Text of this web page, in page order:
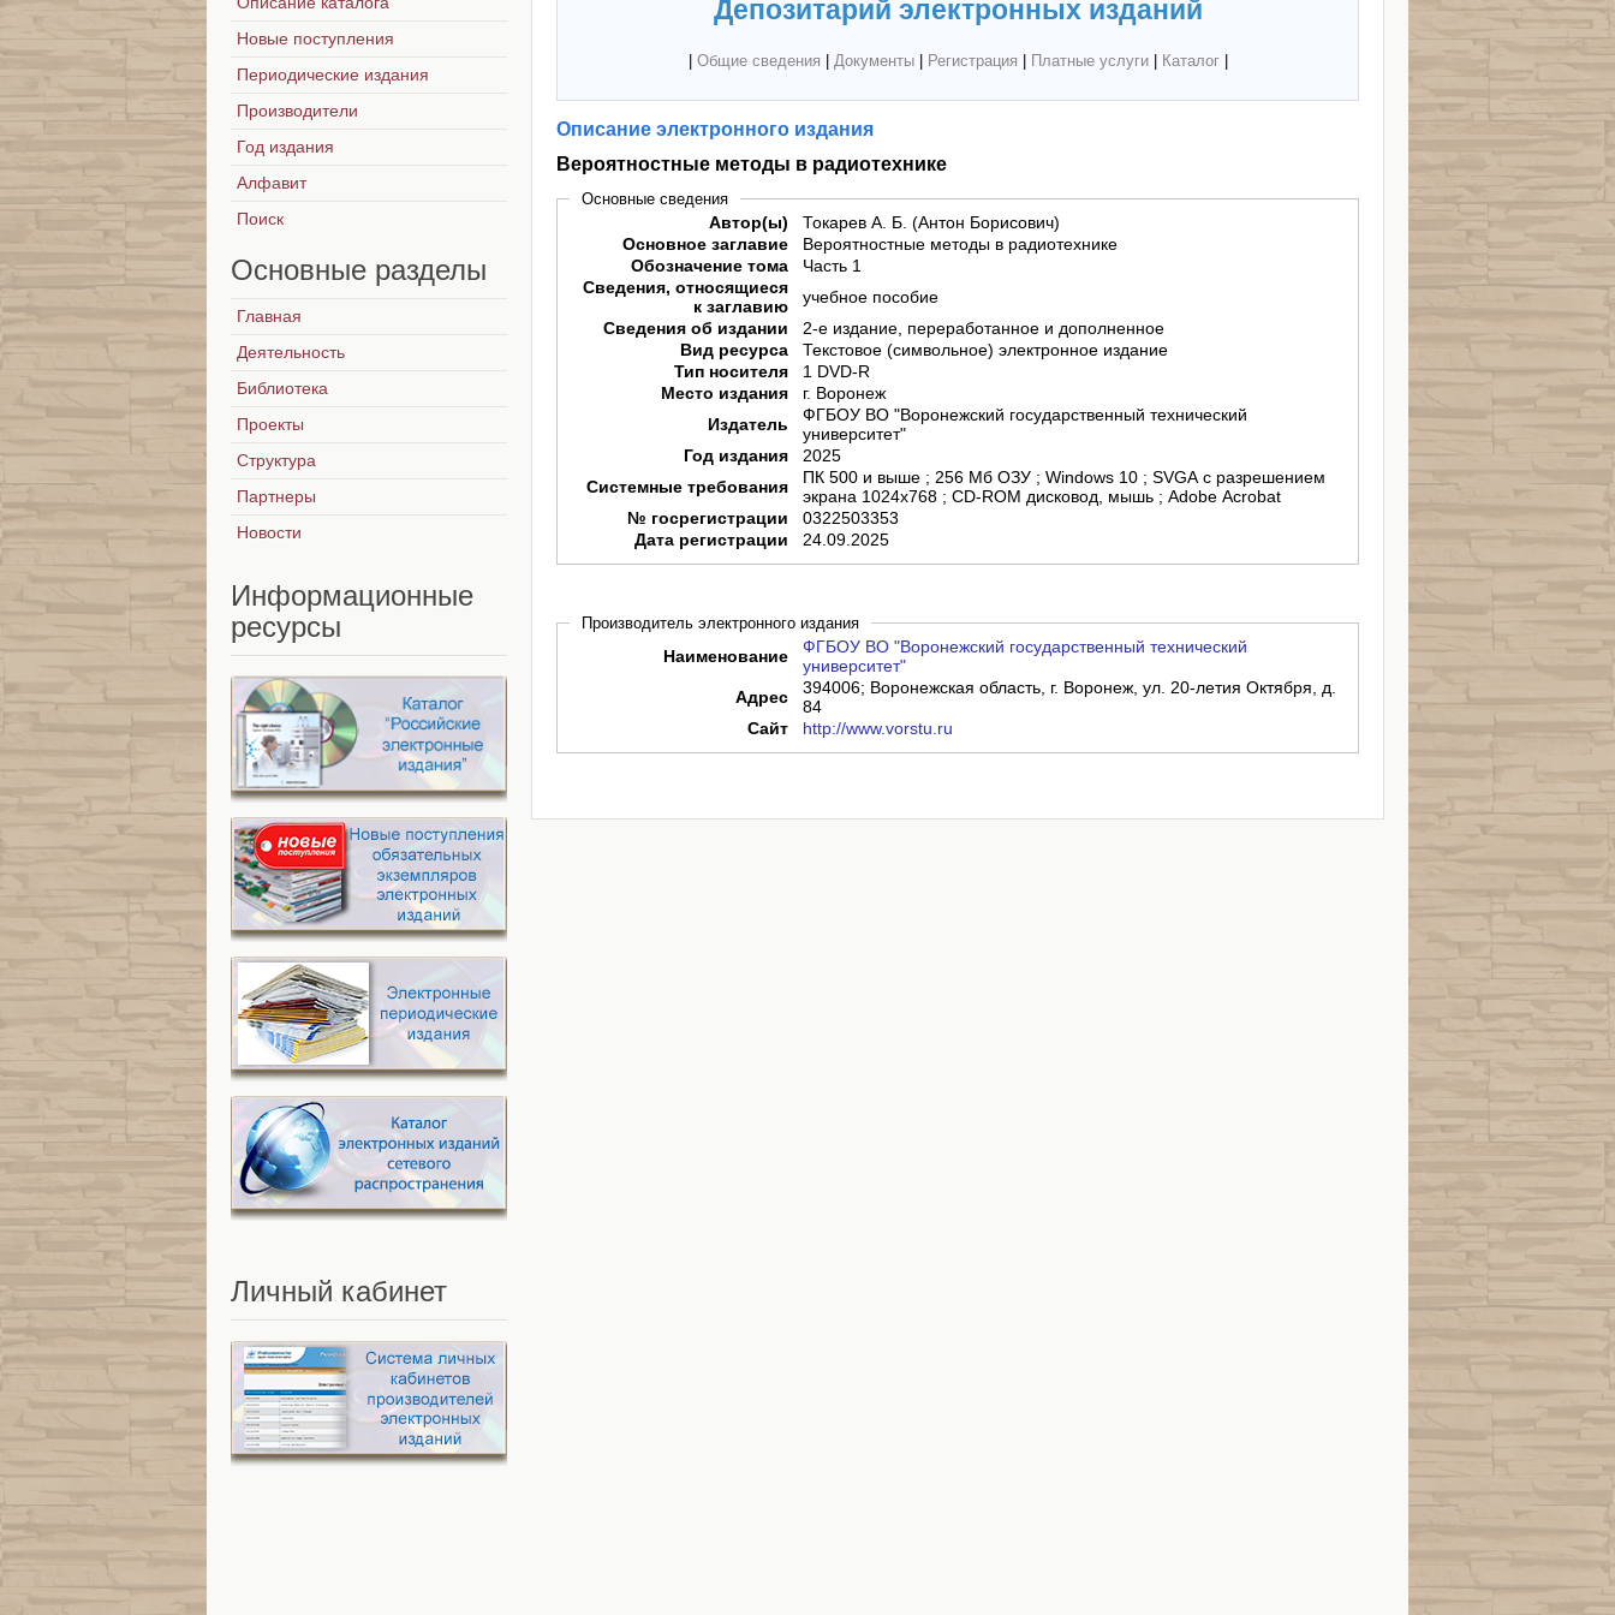
Депозитарий электронных изданий
Общие сведения Документы| Регистрация Платные услуги| Каталог|
Описание электронного издания
Вероятностные методы в радиотехнике
Основные сведения
Автор(ы)
Токарев А. Б. (Антон Борисович)
Основное заглавие
Вероятностные методы в радиотехнике
Обозначение тома
Часть 1
Сведения, относящиеся
к заглавию
учебное пособие
Сведения об издании
2-е издание, переработанное и дополненное
Вид ресурса
Текстовое (символьное) электронное издание
Тип носителя
1 DVD-R
Место издания
г. Воронеж
Издатель
ФГБОУ ВО "Воронежский государственный технический
университет"
Год издания
2025
Системные требования
ПК 500 и выше ; 256 Мб ОЗУ ; Windows 10 ; SVGA с разрешением
экрана 1024x768 ; СD-ROM дисковод, мышь ; Adobe Acrobat
№ госрегистрации
0322503353
Дата регистрации
24.09.2025
Производитель электронного издания
Наименование
ФГБОУ ВО "Воронежский государственный технический
университет"
Адрес
394006; Воронежская область, г. Воронеж, ул. 20-летия Октября, д.
84
Сайт
http://www.vorstu.ru
Новые поступления
Периодические издания
Производители
Год издания
Алфавит
Поиск
Основные разделы
Главная
Деятельность
Библиотека
Проекты
Структура
Партнеры
Новости
Информационные
ресурсы
Личный кабинет